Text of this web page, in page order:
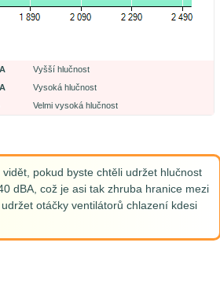
Vyšší hlučnost
Vysoká hlučnost
Velmi vysoká hlučnost
pokud byste chtěli udržet hlučnost
dBA, což je asi tak zhruba hranice mezi
otáčky ventilátorů chlazení kdesi